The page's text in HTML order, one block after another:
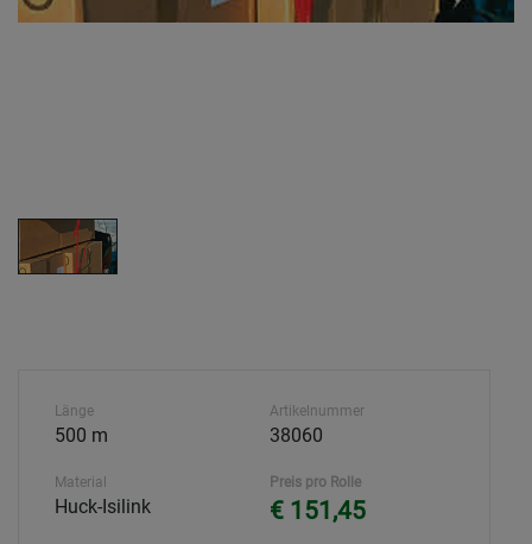
Länge
500 m
Material
Huck-Isilink
Artikelnummer
38060
Preis pro Rolle
€ 151,45